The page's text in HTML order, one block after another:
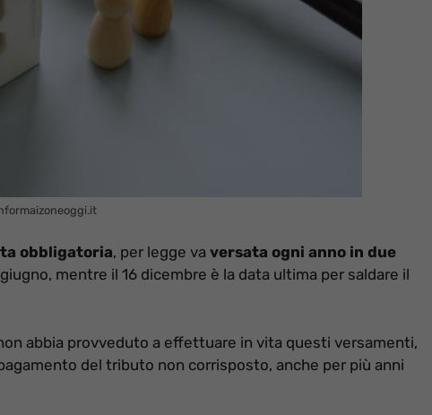
obbligatoria, per legge va versata ogni anno in due
mentre il 16 dicembre è la data ultima per saldare il
abbia provveduto a effettuare in vita questi versamenti,
del tributo non corrisposto, anche per più anni